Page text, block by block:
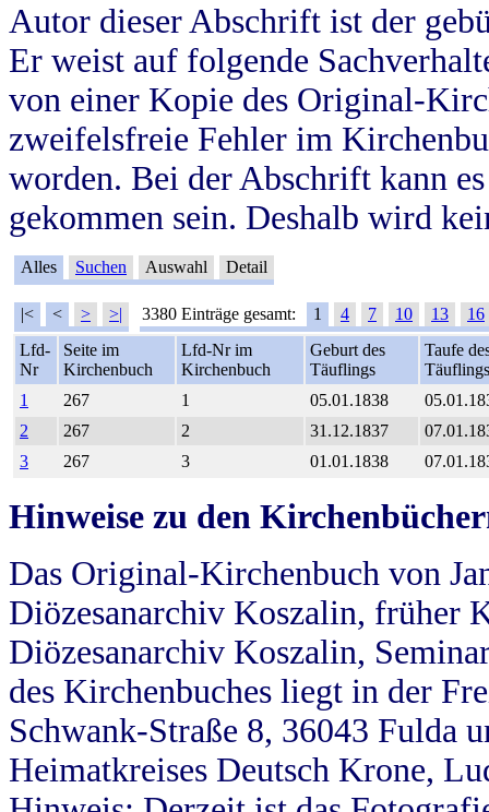
Autor dieser Abschrift ist der
Er weist auf folgende
von einer Kopie des Original-
zweifelsfreie Fehler im
worden. Bei der Abschrift kann
gekommen sein. Deshalb wird
Alles Suchen Auswahl Detail
|< < > >| 3380 Einträge gesamt: 1 4 7 10 13
16
Lfd-
Nr
Seite im
Kirchenbuch
Lfd-Nr im
Kirchenbuch
Geburt des
Täuflings
Taufe
Täuflings
1
267 1 05.01.1838
2
267 2 31.12.1837
3
267 3 01.01.1838
Hinweise zu den
Das Original-Kirchenbuch von
Diözesanarchiv Koszalin, früher
Diözesanarchiv Koszalin,
des Kirchenbuches liegt in der
Schwank-Straße 8, 36043 Fulda
Heimatkreises Deutsch Krone,